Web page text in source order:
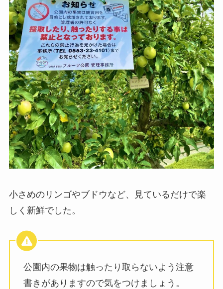
小さめのリンゴやブドウなど、見ているだけで楽
しく新鮮でした。
公園内の果物は触ったり取らないよう注意
書きがありますので気をつけましょう。